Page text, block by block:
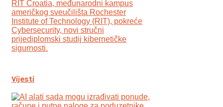
RIT Croatia, međunarodni kampus
američkog sveučilišta Rochester
Institute of Technology (RIT), pokreće
Cybersecurity, novi stručni
prijediplomski studij kibernetičke
sigurnosti.
Vijesti